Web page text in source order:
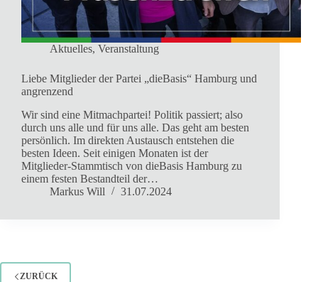
Aktuelles, Veranstaltung
Liebe Mitglieder der Partei „dieBasis“ Hamburg und
angrenzend
Wir sind eine Mitmachpartei! Politik passiert; also
durch uns alle und für uns alle. Das geht am besten
persönlich. Im direkten Austausch entstehen die
besten Ideen. Seit einigen Monaten ist der
Mitglieder-Stammtisch von dieBasis Hamburg zu
einem festen Bestandteil der…
Markus Will
31.07.2024
ZURÜCK